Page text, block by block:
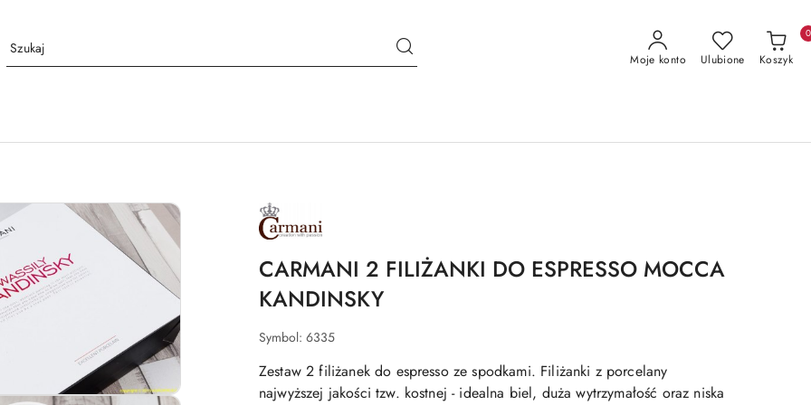
Moje konto Ulubione Koszyk
0
NAZWA
PRODUCENTA:
CARMANI
CARMANI 2 FILIŻANKI DO ESPRESSO MOCCA
KANDINSKY
Symbol: 6335
Zestaw 2 filiżanek do espresso ze spodkami. Filiżanki z porcelany
najwyższej jakości tzw. kostnej - idealna biel, duża wytrzymałość oraz niska